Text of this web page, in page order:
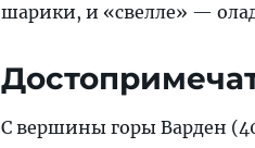
шарики, и «свелле» —
С вершины горы Варден